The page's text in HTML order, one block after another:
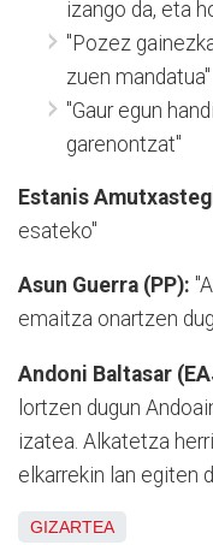
izango da, eta
"Pozez
zuen mandatua"
"Gaur egun
garenontzat"
Estanis
esateko"
Asun Guerra (PP):
emaitza onartzen
Andoni Baltasar
lortzen dugun
izatea. Alkatetza
elkarrekin lan egiten
GIZARTEA